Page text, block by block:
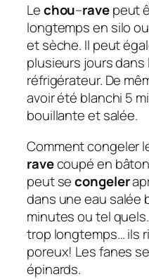
Lechou–ravepeut
longtemps en silo
et sèche. Il peut
plusieurs jours dans
réfrigérateur. De
avoir été blanchi 5
bouillante et salée.
Comment congeler
ravecoupé en
peut secongeler
dans une eau salée
minutes ou tel
trop longtemps… ils
poreux! Les fanes
épinards.